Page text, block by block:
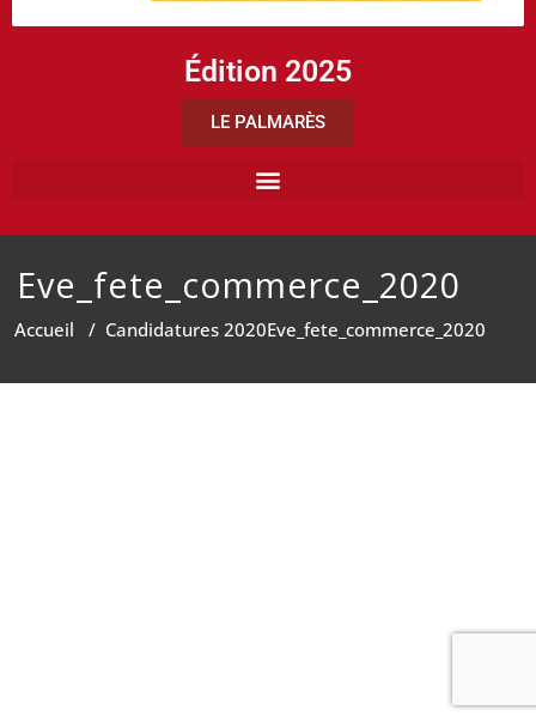
Édition 2025
LE PALMARÈS
Eve_fete_commerce_2020
Accueil / Candidatures 2020Eve_fete_commerce_2020